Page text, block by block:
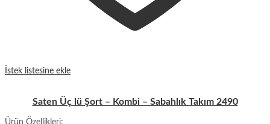
İstek listesine ekle
Saten Üç lü Şort – Kombi – Sabahlık Takım 2490
Ürün Özellikleri: